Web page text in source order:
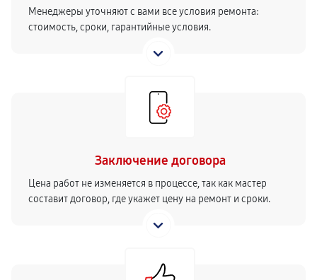
Менеджеры уточняют с вами все условия ремонта:
стоимость, сроки, гарантийные условия.
Заключение договора
Цена работ не изменяется в процессе, так как мастер
составит договор, где укажет цену на ремонт и сроки.